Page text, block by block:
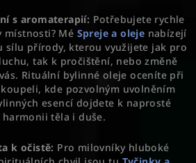
ý
p
i
s
u
s aromaterapií: Potřebujete rychle
místnosti? Mé Spreje a oleje nabízejí
sílu přírody, kterou využijete jak pro
tak k pročištění, nebo změně
Rituální bylinné oleje oceníte při
kde pozvolným uvolněním
esencí dojdete k naprosté
harmonii těla i duše.
k očistě: Pro milovníky hluboké